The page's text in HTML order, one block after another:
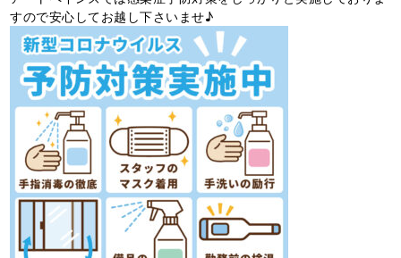
すので安心してお越し下さいませ♪